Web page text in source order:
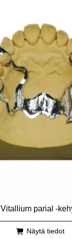
Vitallium parial -
Näytä tiedot